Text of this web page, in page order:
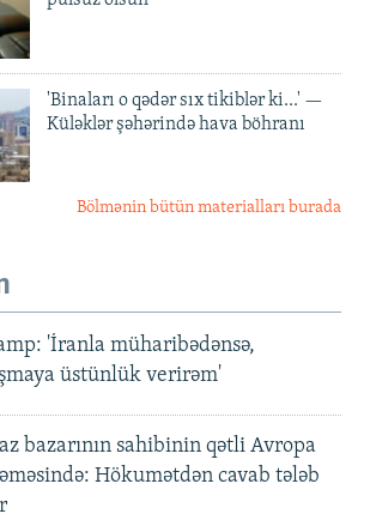
'Binaları o qədər sıx tikiblər ki...' —
Küləklər şəhərində hava böhranı
Bölmənin bütün materialları burada
'İranla müharibədənsə,
üstünlük verirəm'
bazarının sahibinin qətli Avropa
Hökumətdən cavab tələb